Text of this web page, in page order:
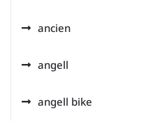
ancien
angell
angell bike